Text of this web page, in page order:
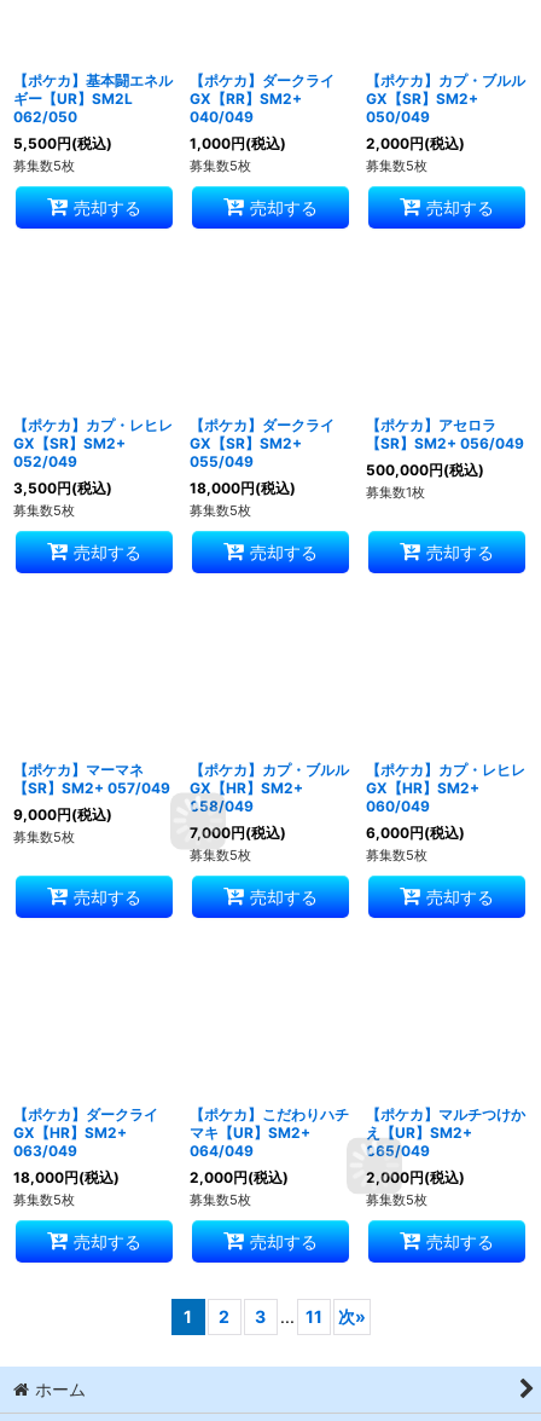
【ポケカ】基本闘エネル
ギー【UR】SM2L
062/050
5,500円(税込)
募集数5枚
売却する
【ポケカ】ダークライ
GX【RR】SM2+
040/049
1,000円(税込)
募集数5枚
売却する
【ポケカ】カプ・ブルル
GX【SR】SM2+
050/049
2,000円(税込)
募集数5枚
売却する
【ポケカ】カプ・レヒレ
GX【SR】SM2+
052/049
3,500円(税込)
募集数5枚
売却する
【ポケカ】ダークライ
GX【SR】SM2+
055/049
18,000円(税込)
募集数5枚
売却する
【ポケカ】アセロラ
【SR】SM2+ 056/049
500,000円(税込)
募集数1枚
売却する
【ポケカ】マーマネ
【SR】SM2+ 057/049
9,000円(税込)
募集数5枚
売却する
【ポケカ】カプ・ブルル
GX【HR】SM2+
058/049
7,000円(税込)
募集数5枚
売却する
【ポケカ】カプ・レヒレ
GX【HR】SM2+
060/049
6,000円(税込)
募集数5枚
売却する
【ポケカ】ダークライ
GX【HR】SM2+
063/049
18,000円(税込)
募集数5枚
売却する
【ポケカ】こだわりハチ
マキ【UR】SM2+
064/049
2,000円(税込)
募集数5枚
売却する
【ポケカ】マルチつけか
え【UR】SM2+
065/049
2,000円(税込)
募集数5枚
売却する
1 2 3 ... 11 次»
ホーム